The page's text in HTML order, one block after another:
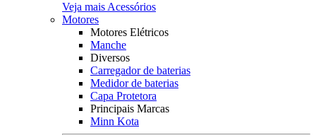
Veja mais Acessórios
Motores
Motores Elétricos
Manche
Diversos
Carregador de baterias
Medidor de baterias
Capa Protetora
Principais Marcas
Minn Kota